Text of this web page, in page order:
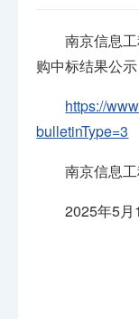
南京信息
购中标结果公
https://
bulletinType=3
南京信息
2025年5月